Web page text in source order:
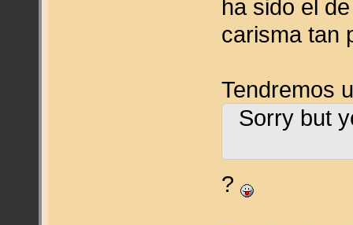
ha sido el
carisma tan
Tendremos
Sorry but
?